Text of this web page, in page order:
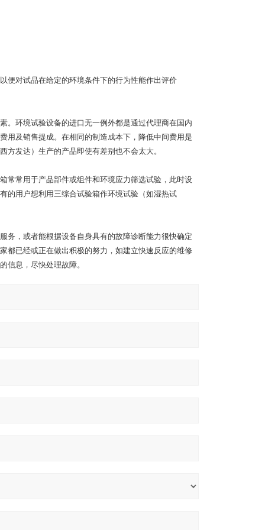
便对试品在给定的环境条件下的行为性能作出评价
。环境试验设备的进口无一例外都是通过代理商在国内
用及销售提成。在相同的制造成本下，降低中间费用是
方发达）生产的产品即使有差别也不会太大。
常常用于产品部件或组件和环境应力筛选试验，此时设
的用户想利用三综合试验箱作环境试验（如湿热试
务，或者能根据设备自身具有的故障诊断能力很快确定
都已经或正在做出积极的努力，如建立快速反应的维修
信息，尽快处理故障。